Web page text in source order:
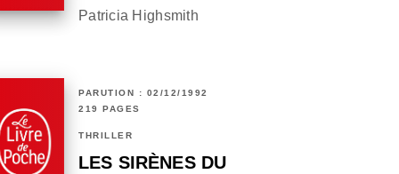
Patricia Highsmith
PARUTION : 02/12/1992
219 PAGES
THRILLER
LES SIRÈNES DU